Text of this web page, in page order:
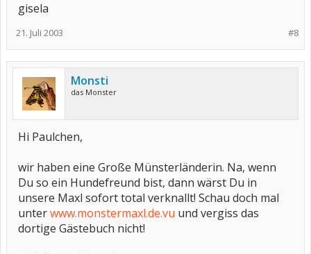
gisela
#8
21. Juli 2003
Monsti
das Monster
Hi Paulchen,
wir haben eine Große Münsterländerin. Na, wenn
Du so ein Hundefreund bist, dann wärst Du in
unsere Maxl sofort total verknallt! Schau doch mal
unterwww.monstermaxl.de.vu und vergiss das
dortige Gästebuch nicht!